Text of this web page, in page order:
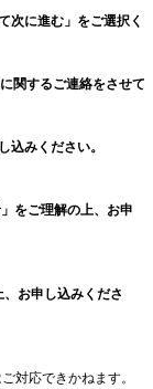
次に進む」をご選択く
関するご連絡をさせて
込みください。
をご理解の上、お申
お申し込みくださ
対応できかねます。